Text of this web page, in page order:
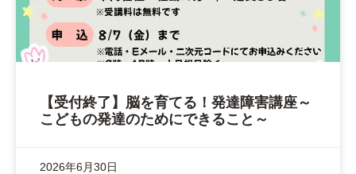
【受付終了】脳を育てる！発達障害講座～
こどもの発達のためにできること～
2026年6月30日